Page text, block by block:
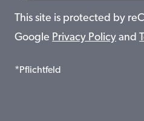
This site is protected by
Google Privacy Policy and
*Pflichtfeld